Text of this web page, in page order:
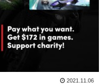
2021.11.06